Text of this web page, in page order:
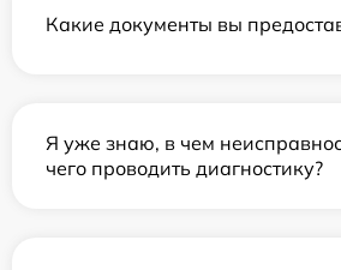
Какие документы вы
Я уже знаю, в чем
чего проводить диагностику?